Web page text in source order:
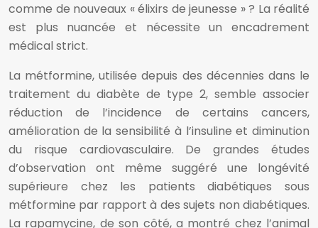
comme de nouveaux « élixirs de jeunesse » ? La réalité
est plus nuancée et nécessite un encadrement
médical strict.
La métformine, utilisée depuis des décennies dans le
traitement du diabète de type 2, semble associer
réduction de l’incidence de certains cancers,
amélioration de la sensibilité à l’insuline et diminution
du risque cardiovasculaire. De grandes études
d’observation ont même suggéré une longévité
supérieure chez les patients diabétiques sous
métformine par rapport à des sujets non diabétiques.
La rapamycine, de son côté, a montré chez l’animal